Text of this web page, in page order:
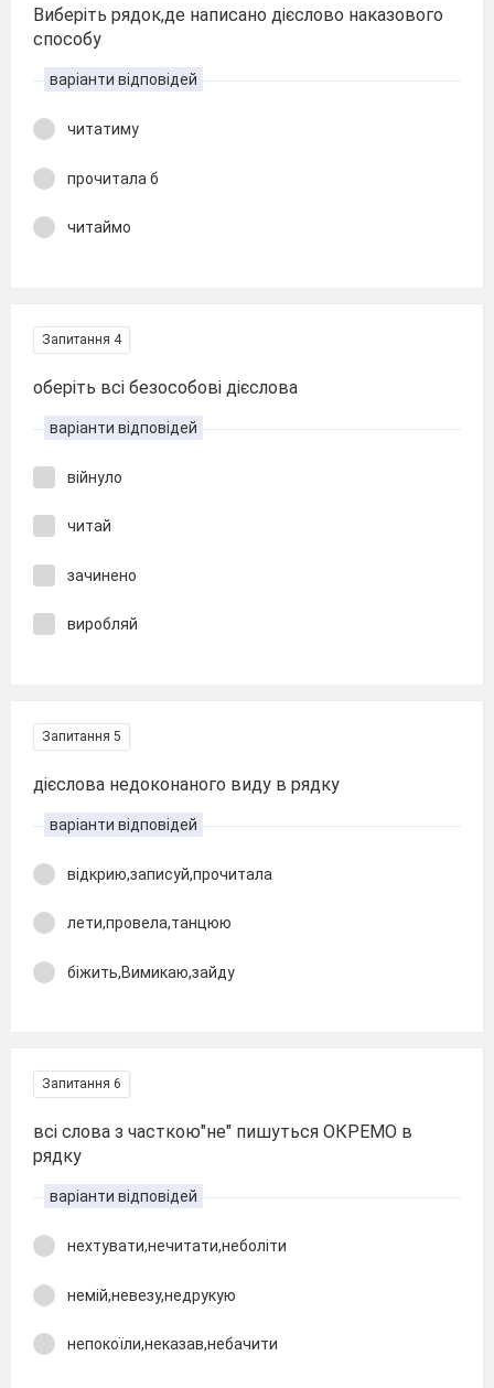
Виберіть рядок,де написано дієслово наказового
способу
варіанти відповідей
читатиму
прочитала б
читаймо
Запитання 4
оберіть всі безособові дієслова
варіанти відповідей
війнуло
читай
зачинено
виробляй
Запитання 5
дієслова недоконаного виду в рядку
варіанти відповідей
відкрию,записуй,прочитала
лети,провела,танцюю
біжить,Вимикаю,зайду
Запитання 6
всі слова з часткою"не" пишуться ОКРЕМО в
рядку
варіанти відповідей
нехтувати,нечитати,неболіти
немій,невезу,недрукую
непокоїли,неказав,небачити